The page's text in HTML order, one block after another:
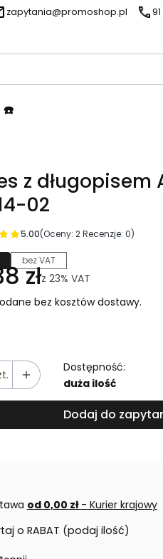
zapytania@promoshop.pl
☎️
z długopisem
02
5.00(Oceny: 2 Recenzje: 0)
bez VAT
złz 23% VAT
bez kosztów dostawy.
Dostępność:
duża ilość
Dodaj do
od 0,00 zł - Kurier krajowy
o RABAT (podaj ilość)